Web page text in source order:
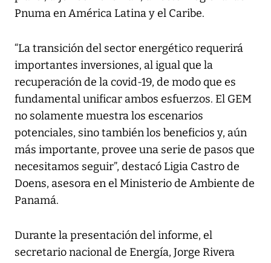
Pnuma en América Latina y el Caribe.
“La transición del sector energético requerirá
importantes inversiones, al igual que la
recuperación de la covid-19, de modo que es
fundamental unificar ambos esfuerzos. El GEM
no solamente muestra los escenarios
potenciales, sino también los beneficios y, aún
más importante, provee una serie de pasos que
necesitamos seguir”, destacó Ligia Castro de
Doens, asesora en el Ministerio de Ambiente de
Panamá.
Durante la presentación del informe, el
secretario nacional de Energía, Jorge Rivera